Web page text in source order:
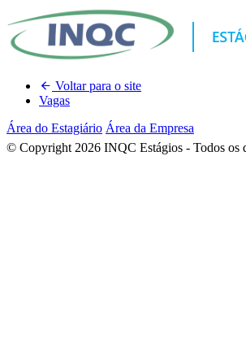
Voltar para o site
Vagas
Área do Estagiário Área da Empresa
© Copyright 2026 INQC Estágios - Todos os